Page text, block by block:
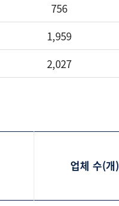
756
1,959
2,027
업체 수(개)